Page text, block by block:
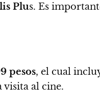
Plus. Es
pesos, el cual
visita al cine.